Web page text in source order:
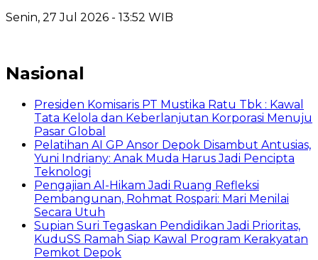
Senin, 27 Jul 2026 - 13:52 WIB
Nasional
Presiden Komisaris PT Mustika Ratu Tbk : Kawal
Tata Kelola dan Keberlanjutan Korporasi Menuju
Pasar Global
Pelatihan AI GP Ansor Depok Disambut Antusias,
Yuni Indriany: Anak Muda Harus Jadi Pencipta
Teknologi
Pengajian Al-Hikam Jadi Ruang Refleksi
Pembangunan, Rohmat Rospari: Mari Menilai
Secara Utuh
Supian Suri Tegaskan Pendidikan Jadi Prioritas,
KuduSS Ramah Siap Kawal Program Kerakyatan
Pemkot Depok